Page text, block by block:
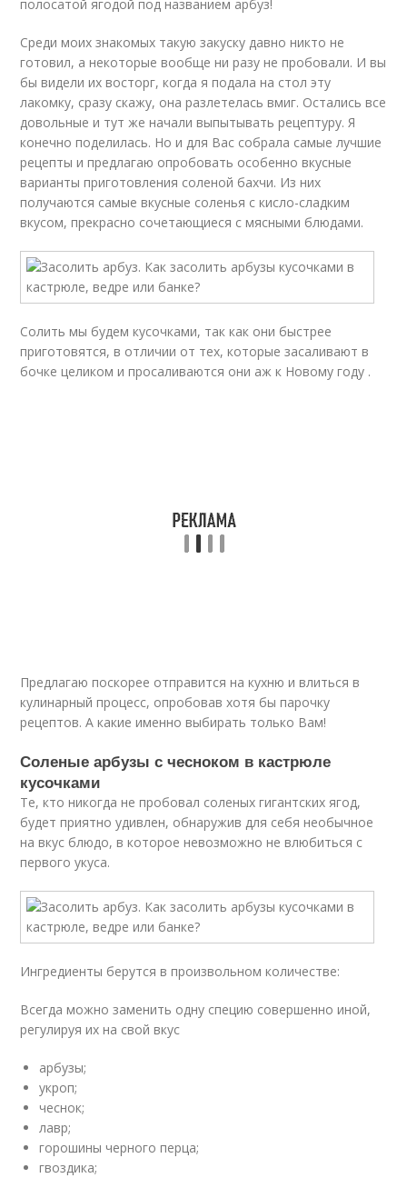
полосатой ягодой под названием арбуз!
Среди моих знакомых такую закуску давно никто не
готовил, а некоторые вообще ни разу не пробовали. И вы
бы видели их восторг, когда я подала на стол эту
лакомку, сразу скажу, она разлетелась вмиг. Остались все
довольные и тут же начали выпытывать рецептуру. Я
конечно поделилась. Но и для Вас собрала самые лучшие
рецепты и предлагаю опробовать особенно вкусные
варианты приготовления соленой бахчи. Из них
получаются самые вкусные соленья с кисло-сладким
вкусом, прекрасно сочетающиеся с мясными блюдами.
Солить мы будем кусочками, так как они быстрее
приготовятся, в отличии от тех, которые засаливают в
бочке целиком и просаливаются они аж к Новому году .
Предлагаю поскорее отправится на кухню и влиться в
кулинарный процесс, опробовав хотя бы парочку
рецептов. А какие именно выбирать только Вам!
Соленые арбузы с чесноком в кастрюле
кусочками
Те, кто никогда не пробовал соленых гигантских ягод,
будет приятно удивлен, обнаружив для себя необычное
на вкус блюдо, в которое невозможно не влюбиться с
первого укуса.
Ингредиенты берутся в произвольном количестве:
Всегда можно заменить одну специю совершенно иной,
регулируя их на свой вкус
арбузы;
укроп;
чеснок;
лавр;
горошины черного перца;
гвоздика;